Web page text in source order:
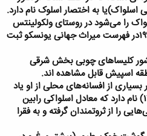
به اختصار اسلوک نام دارد.
را می‌شود در روستای ولکولینتس
میتوان مشاهده کرد که از سال ۱۹۹۳در فهرست میراث جهانی یونسکو ثبت
کلیساهای چوبی بخش شرقی
اسپیش قابل مشاهده‌ اند.
از افسانه‌های محلی از او یاد
شده، یورای یانوشیک‏(۱۶۸۸ - ۱۷۱۳) نام دارد که معادل اسلواکی رابین
را از ثروتمندان گرفته و به فقرا